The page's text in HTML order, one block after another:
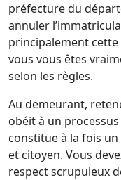
préfecture du
annuler
principalement
vous vous êtes
selon les règles.
Au demeurant,
obéit à un
constitue à la fois
et citoyen. Vous
respect scrupuleux